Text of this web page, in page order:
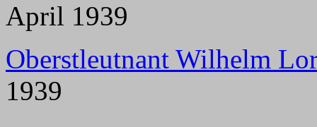
April 1939
Oberstleutnant Wilhelm
1939